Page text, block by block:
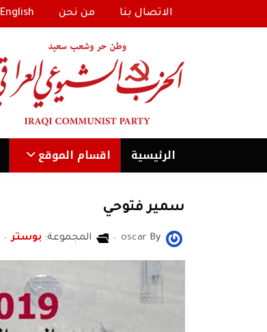
الاتصال بنا من نحن English
الرئیسية اقسام الموقع
سمير فتوحي
By
oscar المجموعة: بوستر